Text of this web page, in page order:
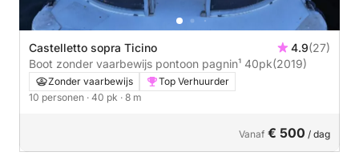
Castelletto sopra Ticino 4.9(27)
Boot zonder vaarbewijs pontoon pagnin¹ 40pk(2019)
Zonder vaarbewijs
Top Verhuurder
10 personen · 40 pk · 8 m
Vanaf € 500 / dag